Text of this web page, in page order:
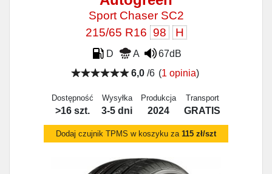
Sport Chaser SC2
215/65 R16 98 H
D A
67dB
6,0/6 (1 opinia)
Dostępność
>16 szt.
Wysyłka
3-5 dni
Produkcja
2024
Transport
GRATIS
Dodaj czujnik TPMS w koszyku za 115 zł/szt